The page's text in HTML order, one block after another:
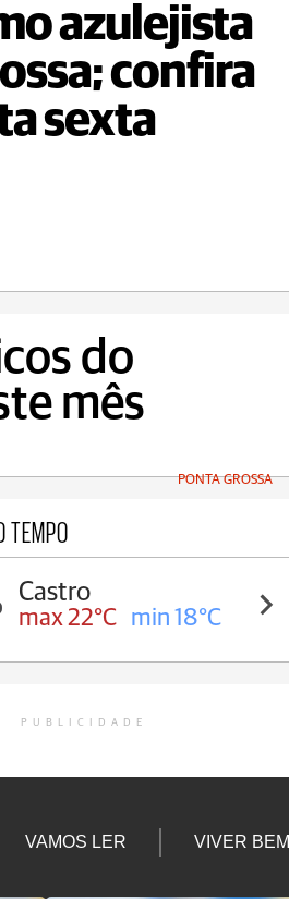
azulejista
confira
sexta
do
mês
PONTA GROSSA
TEMPO
Castro
max 22°C min 18°C
PUBLICIDADE
VAMOS LER VIVER BEM